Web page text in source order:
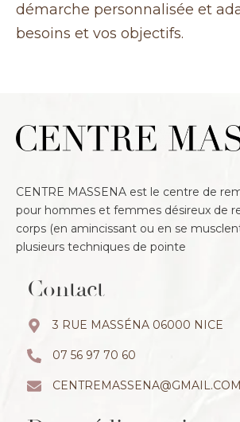
démarche personnalisée et
besoins et vos objectifs.
CENTRE MASSENA est le centre de
pour hommes et femmes désireux de
corps (en amincissant ou en se
plusieurs techniques de pointe
Contact
3 RUE MASSÉNA 06000 NICE
07 56 97 70 60
CENTREMASSENA@GMAIL.COM